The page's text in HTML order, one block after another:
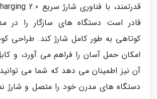
قادر است دستگاه های سازگار را در
کوتاهی به طور کامل شارژ کند.
آن نیز اطمینان می دهد که شما می
دستگاه های مدرن خود را متصل و شارژ